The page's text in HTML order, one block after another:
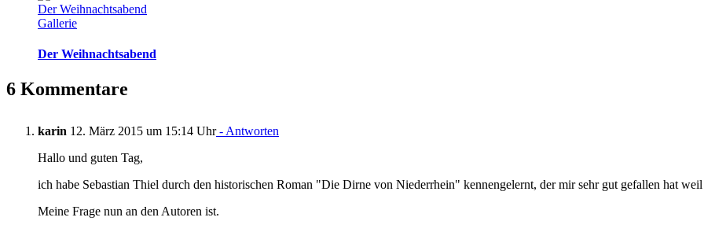
Der Weihnachtsabend
Gallerie
Der Weihnachtsabend
6 Kommentare
karin 12. März 2015 um 15:14 Uhr- Antworten
Hallo und guten Tag,
ich habe Sebastian Thiel durch den historischen Roman "Die Dirne von Niederrhein" kennengelernt, der mir sehr gut gefallen hat
Meine Frage nun an den Autoren ist.